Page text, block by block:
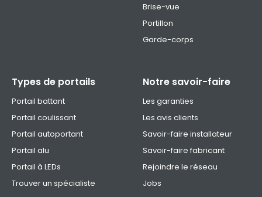
Brise-vue
Portillon
Garde-corps
Types de portails
Portail battant
Portail coulissant
Portail autoportant
Portail alu
Portail à LEDs
Trouver un spécialiste
Notre savoir-faire
Les garanties
Les avis clients
Savoir-faire installateur
Savoir-faire fabricant
Rejoindre le réseau
Jobs